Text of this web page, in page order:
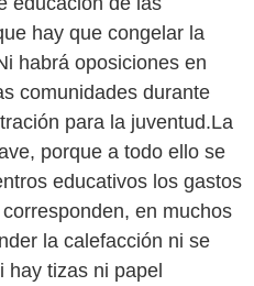
hay que congelar la
habrá oposiciones en
comunidades durante
para la juventud.La
porque a todo ello se
educativos los gastos
en muchos
la calefacción ni se
hay tizas ni papel